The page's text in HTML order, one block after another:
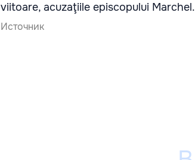
viitoare, acuzaţiile episcopului Marchel.
Источник